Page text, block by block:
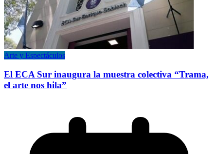
Arte y Espectáculos
El ECA Sur inaugura la muestra colectiva “Trama,
el arte nos hila”